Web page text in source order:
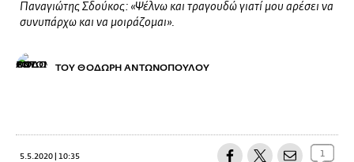
Παναγιώτης Σδούκος: «Ψέλνω και τραγουδώ γιατί μου αρέσει να
συνυπάρχω και να μοιράζομαι».
ΤΟΥ ΘΟΔΩΡΗ ΑΝΤΩΝΟΠΟΥΛΟΥ
5.5.2020 | 10:35 1